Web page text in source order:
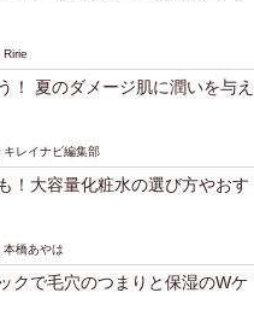
Ririe
！ 夏のダメージ肌に潤いを与え
キレイナビ編集部
！大容量化粧水の選び方やおす
本橋あやは
クで毛穴のつまりと保湿のWケ